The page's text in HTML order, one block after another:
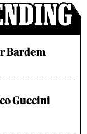
Bardem
Guccini